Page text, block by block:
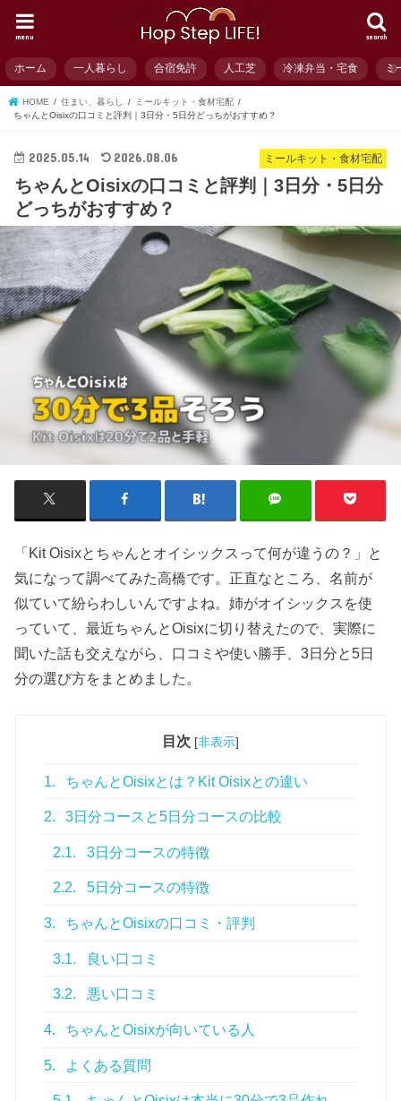
search
menu
ホーム 一人暮らし 合宿免許 人工芝 冷凍弁当・宅食 ミ
HOME 住まい、暮らし
ミールキット・食材宅配
ちゃんとOisixの口コミと評判｜3日分・5日分どっちがおすすめ？
ミールキット・食材宅配
2025.05.14 2026.08.06
ちゃんとOisixの口コミと評判｜3日分・5日分
どっちがおすすめ？
「Kit Oisixとちゃんとオイシックスって何が違うの？」と
気になって調べてみた高橋です。正直なところ、名前が
似ていて紛らわしいんですよね。姉がオイシックスを使
っていて、最近ちゃんとOisixに切り替えたので、実際に
聞いた話も交えながら、口コミや使い勝手、3日分と5日
分の選び方をまとめました。
目次 [非表示]
1. ちゃんとOisixとは？Kit Oisixとの違い
2. 3日分コースと5日分コースの比較
2.1. 3日分コースの特徴
2.2. 5日分コースの特徴
3. ちゃんとOisixの口コミ・評判
3.1. 良い口コミ
3.2. 悪い口コミ
4. ちゃんとOisixが向いている人
5. よくある質問